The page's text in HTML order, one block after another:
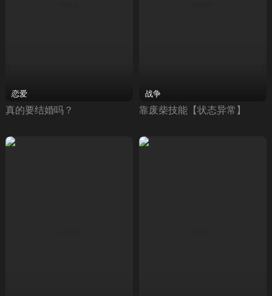
恋爱
真的要结婚吗？
战争
靠废柴技能【状态异常】